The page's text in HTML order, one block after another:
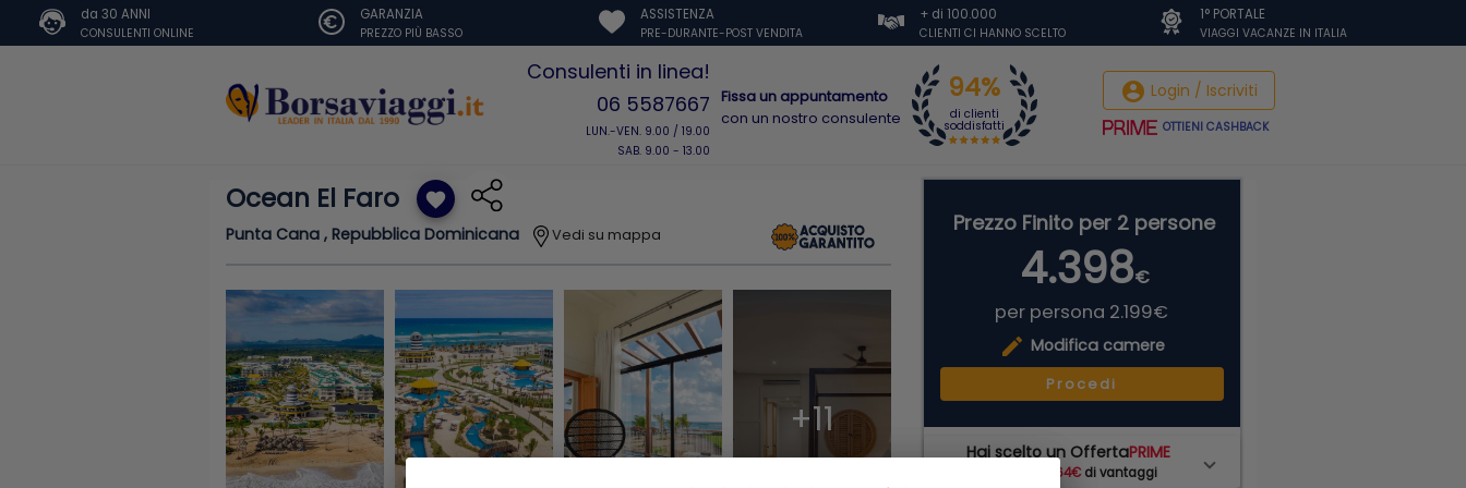
da 30 ANNI
CONSULENTI ONLINE
GARANZIA
PREZZO PIÙ BASSO
ASSISTENZA
PRE-DURANTE-POST VENDITA
+ di 100.000
CLIENTI CI HANNO SCELTO
1° PORTALE
VIAGGI VACANZE IN ITALIA
Consulenti in linea!
06 5587667
LUN.-VEN. 9.00 / 19.00
SAB. 9.00 - 13.00
Fissa un appuntamento
con un nostro consulente
account_circle Login / Iscriviti
OTTIENI CASHBACK
94%
di clienti
soddisfatti
Ocean El Faro favorite
Punta Cana , Repubblica Dominicana Vedi su mappa
+11
Prezzo Finito per 2 persone
4.398€
per persona 2.199€
edit Modifica camere
Procedi
Hai scelto un OffertaPRIME
264€di vantaggi